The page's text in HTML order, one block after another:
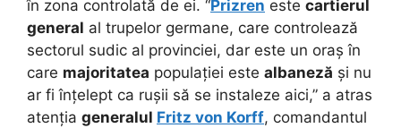
în zona controlată de ei. “Prizren este cartierul
general al trupelor germane, care controlează
sectorul sudic al provinciei, dar este un oraș în
care majoritatea populației este albaneză și nu
ar fi înțelept ca rușii să se instaleze aici,” a atras
atenția generalul Fritz von Korff, comandantul